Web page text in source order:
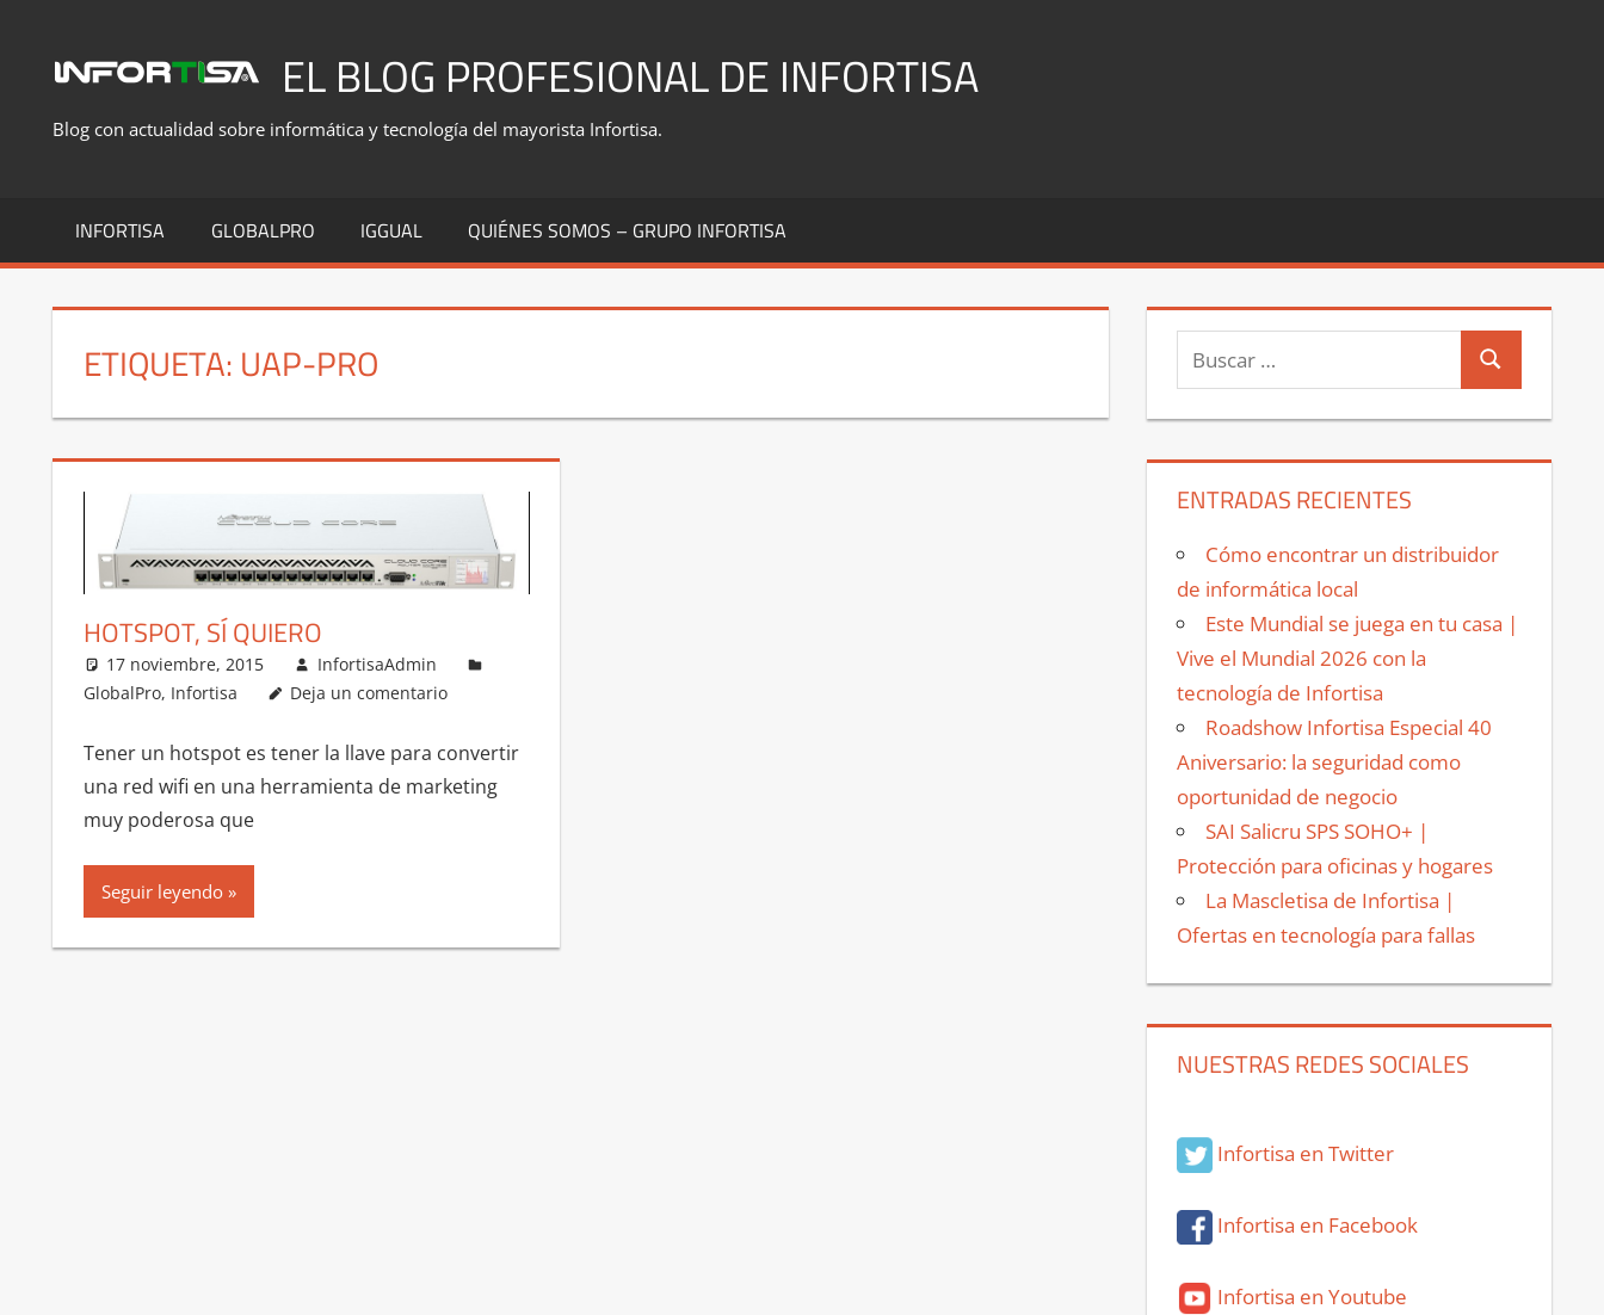
contenido
EL BLOG PROFESIONAL DE INFORTISA
Blog con actualidad sobre informática y tecnología del mayorista Infortisa.
INFORTISA GLOBALPRO IGGUAL QUIÉNES SOMOS – GRUPO INFORTISA
ETIQUETA: UAP-PRO
HOTSPOT, SÍ QUIERO
17 noviembre, 2015
InfortisaAdmin
GlobalPro, Infortisa Deja un comentario
Tener un hotspot es tener la llave para convertir
una red wifi en una herramienta de marketing
muy poderosa que
Seguir leyendo
Buscar:
Buscar
ENTRADAS RECIENTES
Cómo encontrar un distribuidor
de informática local
Este Mundial se juega en tu casa |
Vive el Mundial 2026 con la
tecnología de Infortisa
Roadshow Infortisa Especial 40
Aniversario: la seguridad como
oportunidad de negocio
SAI Salicru SPS SOHO+ |
Protección para oficinas y hogares
La Mascletisa de Infortisa |
Ofertas en tecnología para fallas
NUESTRAS REDES SOCIALES
Infortisa en Twitter
Infortisa en Facebook
Infortisa en Youtube